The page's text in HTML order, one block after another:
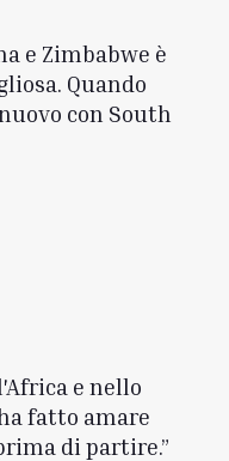
e Zimbabwe è
Quando
con South
e nello
fatto amare
di partire.